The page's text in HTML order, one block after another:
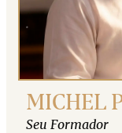
MICHEL
Seu Formador